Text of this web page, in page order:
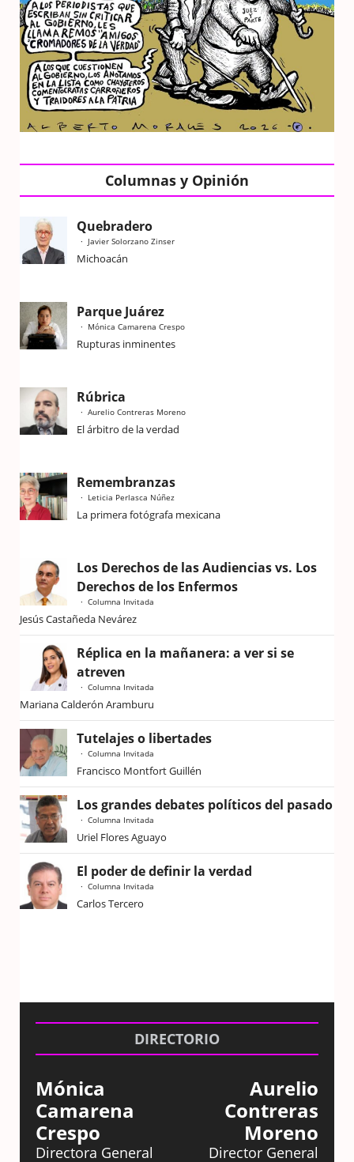
Columnas y Opinión
Quebradero
Javier Solorzano Zinser
Michoacán
Parque Juárez
Mónica Camarena Crespo
Rupturas inminentes
Rúbrica
Aurelio Contreras Moreno
El árbitro de la verdad
Remembranzas
Leticia Perlasca Núñez
La primera fotógrafa mexicana
Los Derechos de las Audiencias vs. Los
Derechos de los Enfermos
Columna Invitada
Jesús Castañeda Nevárez
Réplica en la mañanera: a ver si se
atreven
Columna Invitada
Mariana Calderón Aramburu
Tutelajes o libertades
Columna Invitada
Francisco Montfort Guillén
Los grandes debates políticos del pasado
Columna Invitada
Uriel Flores Aguayo
El poder de definir la verdad
Columna Invitada
Carlos Tercero
DIRECTORIO
Mónica
Camarena
Crespo
Directora General
Aurelio
Contreras
Moreno
Director General